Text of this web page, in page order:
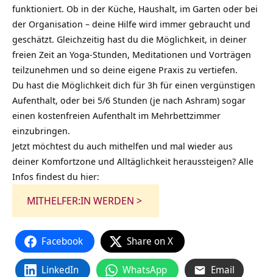
funktioniert. Ob in der Küche, Haushalt, im Garten oder bei
der Organisation – deine Hilfe wird immer gebraucht und
geschätzt. Gleichzeitig hast du die Möglichkeit, in deiner
freien Zeit an Yoga-Stunden, Meditationen und Vorträgen
teilzunehmen und so deine eigene Praxis zu vertiefen.
Du hast die Möglichkeit dich für 3h für einen vergünstigen
Aufenthalt, oder bei 5/6 Stunden (je nach Ashram) sogar
einen kostenfreien Aufenthalt im Mehrbettzimmer
einzubringen.
Jetzt möchtest du auch mithelfen und mal wieder aus
deiner Komfortzone und Alltäglichkeit heraussteigen? Alle
Infos findest du hier:
MITHELFER:IN WERDEN >
Facebook Share on X
LinkedIn WhatsApp Email